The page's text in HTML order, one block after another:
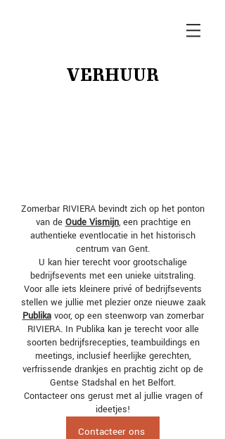
VERHUUR
Zomerbar RIVIERA bevindt zich op het ponton
van de Oude Vismijn, een prachtige en
authentieke eventlocatie in het historisch
centrum van Gent.
U kan hier terecht voor grootschalige
bedrijfsevents met een unieke uitstraling.
Voor alle iets kleinere privé of bedrijfsevents
stellen we jullie met plezier onze nieuwe zaak
Publikavoor, op een steenworp van zomerbar
RIVIERA. In Publika kan je terecht voor alle
soorten bedrijfsrecepties, teambuildings en
meetings, inclusief heerlijke gerechten,
verfrissende drankjes en prachtig zicht op de
Gentse Stadshal en het Belfort.
Contacteer ons gerust met al jullie vragen of
ideetjes!
Contacteer ons